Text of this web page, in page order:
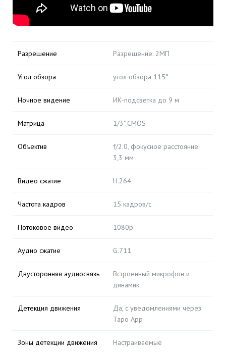
Разрешение Разрешение: 2МП
Угол обзора угол обзора 115°
Ночное видение ИК-подсветка до 9 м
Матрица 1/3" CMOS
Объектив
f/2.0, фокусное расстояние
3,3 мм
Видео сжатие H.264
Частота кадров 15 кадров/с
Потоковое видео 1080p
Аудио сжатие G.711
Двусторонняя аудиосвязь
Встроенный микрофон и
динамик
Детекция движения
Да, с уведомлениями через
Tapo App
Зоны детекции движения Настраиваемые